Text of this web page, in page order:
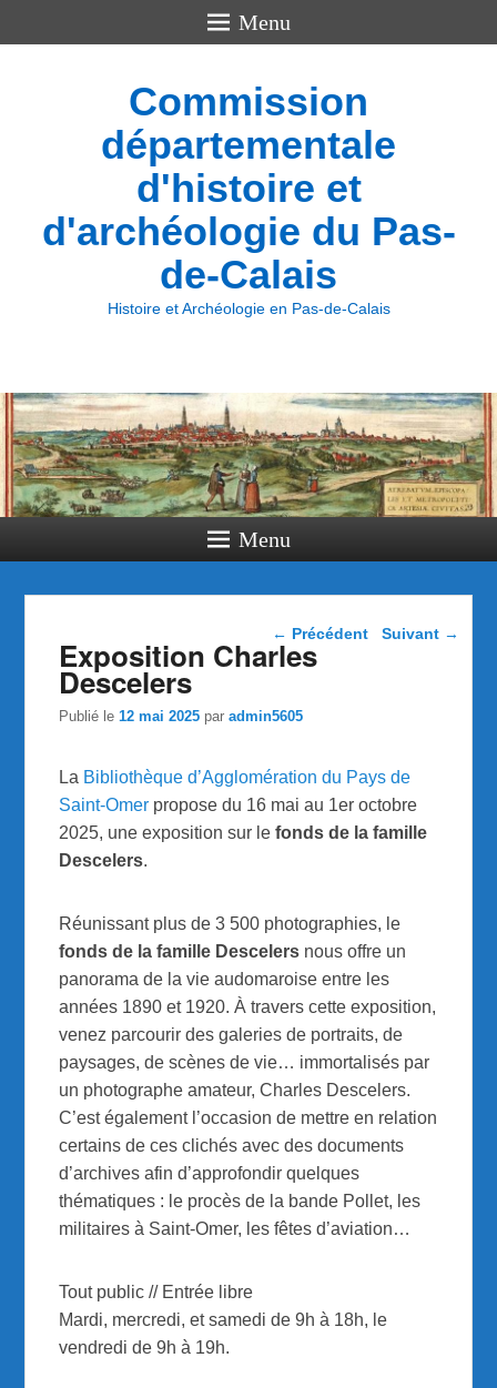
Menu
Commission
départementale
d'histoire et
d'archéologie du Pas-
de-Calais
Histoire et Archéologie en Pas-de-Calais
Menu
Navigation dans les
← Précédent Suivant →
Exposition Charles
Descelers
Publié le12 mai 2025 paradmin5605
La Bibliothèque d’Agglomération du Pays de
Saint-Omer propose du 16 mai au 1er octobre
2025, une exposition sur lefonds de la famille
Descelers.
Réunissant plus de 3 500 photographies, le
fonds de la famille Descelers nous offre un
panorama de la vie audomaroise entre les
années 1890 et 1920. À travers cette exposition,
venez parcourir des galeries de portraits, de
paysages, de scènes de vie… immortalisés par
un photographe amateur, Charles Descelers.
C’est également l’occasion de mettre en relation
certains de ces clichés avec des documents
d’archives afin d’approfondir quelques
thématiques : le procès de la bande Pollet, les
militaires à Saint-Omer, les fêtes d’aviation…
Tout public // Entrée libre
Mardi, mercredi, et samedi de 9h à 18h, le
vendredi de 9h à 19h.